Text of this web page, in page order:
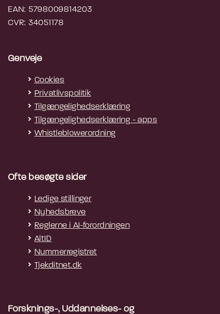
EAN: 5798009814203
CVR: 34051178
Genveje
Cookies
Privatlivspolitik
Tilgængelighedserklæring
Tilgængelighedserklæring - apps
Whistleblowerordning
Ofte besøgte sider
Ledige stillinger
Nyhedsbreve
Reglerne i AI-forordningen
AltID
Nummerregistret
Tjekditnet.dk
Forsknings-, Uddannelses- og